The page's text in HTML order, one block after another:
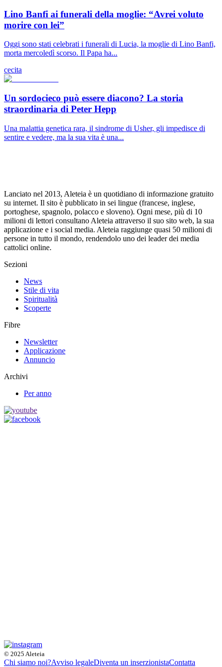
Lino Banfi ai funerali della moglie: “Avrei voluto
morire con lei”
Oggi sono stati celebrati i funerali di Lucia, la moglie di Lino Banfi,
morta mercoledì scorso. Il Papa ha...
cecita
Un sordocieco può essere diacono? La storia
straordinaria di Peter Hepp
Una malattia genetica rara, il sindrome di Usher, gli impedisce di
sentire e vedere, ma la sua vita è una...
Lanciato nel 2013, Aleteia è un quotidiano di informazione gratuito
su internet. Il sito è pubblicato in sei lingue (francese, inglese,
portoghese, spagnolo, polacco e sloveno). Ogni mese, più di 10
milioni di lettori consultano Aleteia attraverso il suo sito web, la sua
applicazione e i social media. Aleteia raggiunge quasi 50 milioni di
persone in tutto il mondo, rendendolo uno dei leader dei media
cattolici online.
Sezioni
News
Stile di vita
Spiritualità
Scoperte
Fibre
Newsletter
Applicazione
Annuncio
Archivi
Per anno
© 2025 Aleteia
Chi siamo noi?Avviso legaleDiventa un inserzionistaContatta